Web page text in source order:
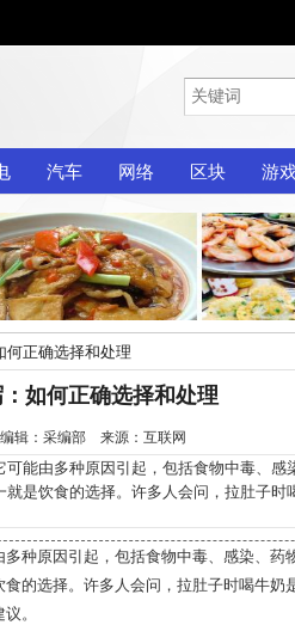
汽车 网络 区块 游
何正确选择和处理
如何正确选择和处理
辑：采编部 来源：互联网
由多种原因引起，包括食物中毒、感
是饮食的选择。许多人会问，拉肚子时
种原因引起，包括食物中毒、感染、药
的选择。许多人会问，拉肚子时喝牛奶
。